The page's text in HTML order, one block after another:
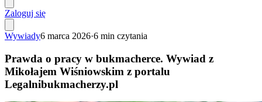
Zaloguj się
Wywiady6 marca 2026·6 min czytania
Prawda o pracy w bukmacherce. Wywiad z
Mikołajem Wiśniowskim z portalu
Legalnibukmacherzy.pl